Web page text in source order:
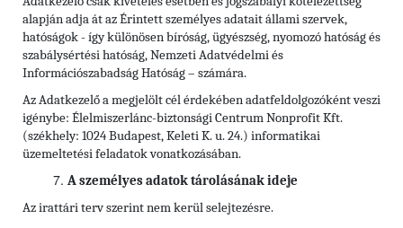
alapján adja át az Érintett személyes adatait állami szervek,
hatóságok - így különösen bíróság, ügyészség, nyomozó hatóság és
szabálysértési hatóság, Nemzeti Adatvédelmi és
Információszabadság Hatóság – számára.
Az Adatkezelő a megjelölt cél érdekében adatfeldolgozóként veszi
igénybe: Élelmiszerlánc-biztonsági Centrum Nonprofit Kft.
(székhely: 1024 Budapest, Keleti K. u. 24.) informatikai
üzemeltetési feladatok vonatkozásában.
A személyes adatok tárolásának ideje
Az irattári terv szerint nem kerül selejtezésre.